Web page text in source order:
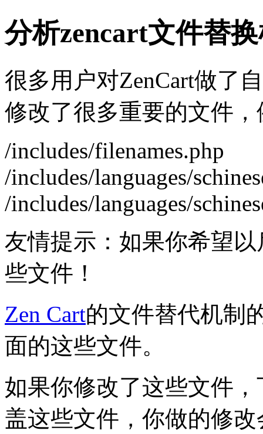
分析zencart文件替
很多用户对ZenCart做了
修改了很多重要的文件，
/includes/filenames.php
/includes/languages/
/includes/languages/
友情提示：如果你希望
些文件！
Zen Cart的文件替代机制
面的这些文件。
如果你修改了这些文件
盖这些文件，你做的修